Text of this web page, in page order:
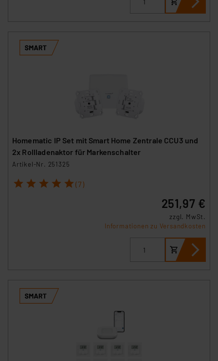
Homematic IP Set mit Smart Home Zentrale CCU3 und
2x Rollladenaktor für Markenschalter
Artikel-Nr. 251325
1 2 3 4 5 (7)
251,97 €
zzgl. MwSt.
Informationen zu Versandkosten